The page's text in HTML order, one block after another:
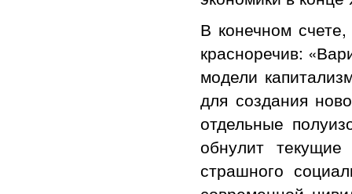
В конечном
красноречив:
модели
для создания
отдельные
обнулит
страшного